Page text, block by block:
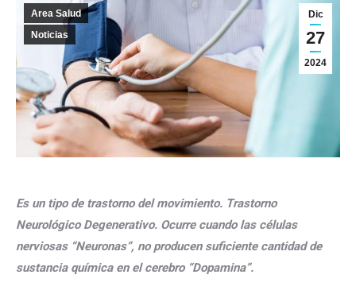
Dic
27
2024
Area Salud
Noticias
Es un tipo de trastorno del movimiento. Trastorno
Neurológico Degenerativo. Ocurre cuando las células
nerviosas “Neuronas”, no producen suficiente cantidad de
sustancia química en el cerebro “Dopamina”.